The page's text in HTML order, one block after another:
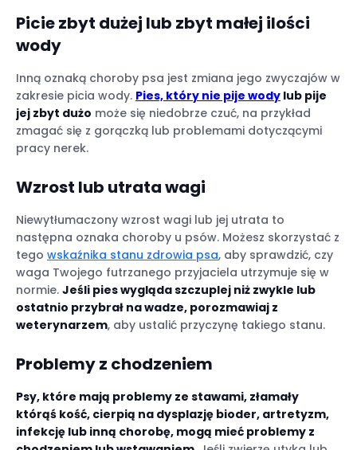
Picie zbyt dużej lub zbyt małej ilości
wody
Inną oznaką choroby psa jest zmiana jego zwyczajów w
zakresie picia wody. Pies, który nie pije wody lub pije
jej zbyt dużo może się niedobrze czuć, na przykład
zmagać się z gorączką lub problemami dotyczącymi
pracy nerek.
Wzrost lub utrata wagi
Niewytłumaczony wzrost wagi lub jej utrata to
następna oznaka choroby u psów. Możesz skorzystać z
tego wskaźnika stanu zdrowia psa, aby sprawdzić, czy
waga Twojego futrzanego przyjaciela utrzymuje się w
normie. Jeśli pies wygląda szczuplej niż zwykle lub
ostatnio przybrał na wadze, porozmawiaj z
weterynarzem, aby ustalić przyczynę takiego stanu.
Problemy z chodzeniem
Psy, które mają problemy ze stawami, złamały
którąś kość, cierpią na dysplazję bioder, artretyzm,
infekcję lub inną chorobę, mogą mieć problemy z